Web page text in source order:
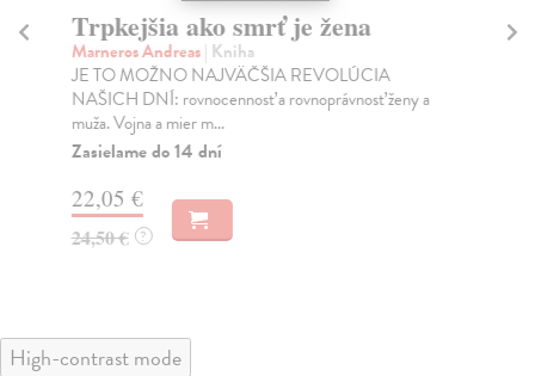
Trpkejšia ako smrť je žena
Marneros Andreas| Kniha
JE TO MOŽNO NAJVÄČŠIA REVOLÚCIA
NAŠICH DNÍ: rovnocennosť a rovnoprávnosť ženy a
muža. Vojna a mier m...
Zasielame do 14 dní
22,05 €
24,50 € ?
High-contrast mode